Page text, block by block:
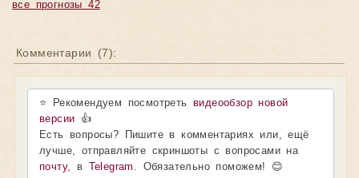
все прогнозы 42
Комментарии (7):
⭐ Рекомендуем посмотретьвидеообзор новой
версии 👍
Есть вопросы? Пишите в комментариях или, ещё
лучше, отправляйте скриншоты с вопросами на
почту, в Telegram . Обязательно поможем! 😊